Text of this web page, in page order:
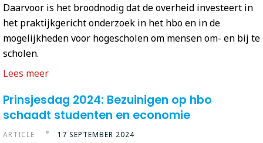
Daarvoor is het broodnodig dat de overheid investeert in
het praktijkgericht onderzoek in het hbo en in de
mogelijkheden voor hogescholen om mensen om- en bij te
scholen.
Lees meer
Prinsjesdag 2024: Bezuinigen op hbo
schaadt studenten en economie
ARTICLE 17 SEPTEMBER 2024